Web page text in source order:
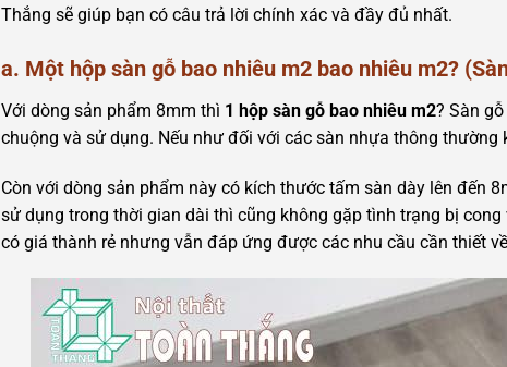
Thắng sẽ giúp bạn có câu trả lời chính xác và đầy đủ nhất.
a. Một hộp sàn gỗ bao nhiêu m2 bao nhiêu m2?
Với dòng sản phẩm 8mm thì 1 hộp sàn gỗ bao nhiêu m2? Sàn
chuộng và sử dụng. Nếu như đối với các sàn nhựa thông
Còn với dòng sản phẩm này có kích thước tấm sàn dày lên đến
sử dụng trong thời gian dài thì cũng không gặp tình trạng bị
có giá thành rẻ nhưng vẫn đáp ứng được các nhu cầu cần thiết